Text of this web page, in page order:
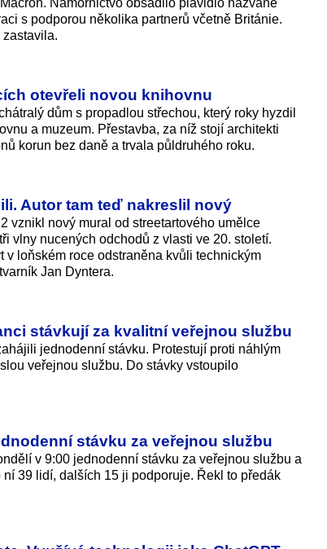
Námořnictvo obsadilo plavidlo nazvané
s podporou několika partnerů včetně Británie.
zastavila.
otevřeli novou knihovnu
dům s propadlou střechou, který roky hyzdil
a muzeum. Přestavba, za níž stojí architekti
korun bez daně a trvala půldruhého roku.
Autor tam teď nakreslil nový
vznikl nový mural od streetartového umělce
vlny nucených odchodů z vlasti ve 20. století.
v loňském roce odstraněna kvůli technickým
Jan Dyntera.
stávkují za kvalitní veřejnou službu
jednodenní stávku. Protestují proti náhlým
veřejnou službu. Do stávky vstoupilo
stávku za veřejnou službu
v 9:00 jednodenní stávku za veřejnou službu a
39 lidí, dalších 15 ji podporuje. Řekl to předák